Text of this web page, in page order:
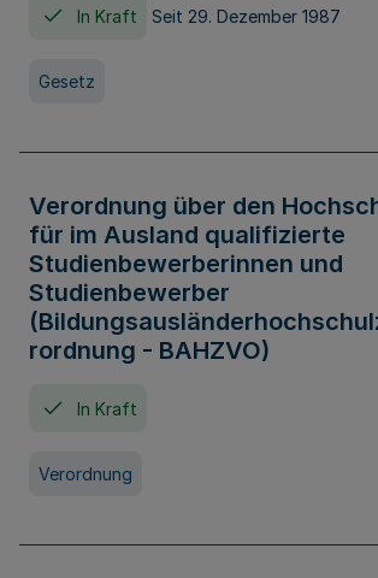
In Kraft Seit 29. Dezember 1987
Gesetz
Verordnung über den
für im Ausland qualifizierte
Studienbewerberinnen und
Studienbewerber
rordnung - BAHZVO)
In Kraft
Verordnung